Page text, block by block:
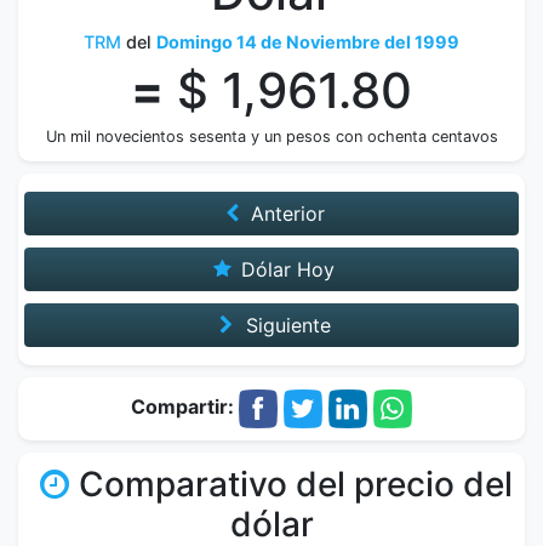
TRM del Domingo 14 de Noviembre del 1999
= $ 1,961.80
Un mil novecientos sesenta y un pesos con ochenta centavos
Anterior
Dólar Hoy
Siguiente
Compartir:
Comparativo del precio del
dólar